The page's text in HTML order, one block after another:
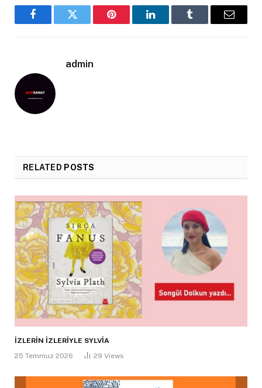
FacebookTwitter Pinterest LinkedInTumblr Email
admin
RELATED POSTS
İZLERİN İZLERİYLE SYLVİA
25 Temmuz 2026
29 Views